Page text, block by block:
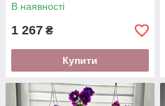
В наявності
1 267 ₴
Купити